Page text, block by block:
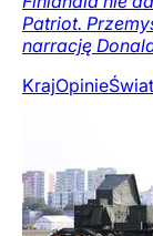
Patriot.
narrację
KrajOpinieŚwiat